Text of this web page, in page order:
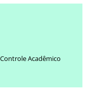
Acadêmico